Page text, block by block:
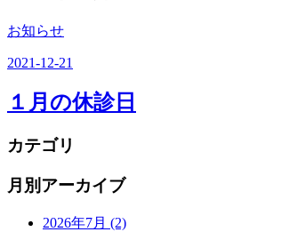
お知らせ
2021-12-21
１月の休診日
カテゴリ
月別アーカイブ
2026年7月 (2)